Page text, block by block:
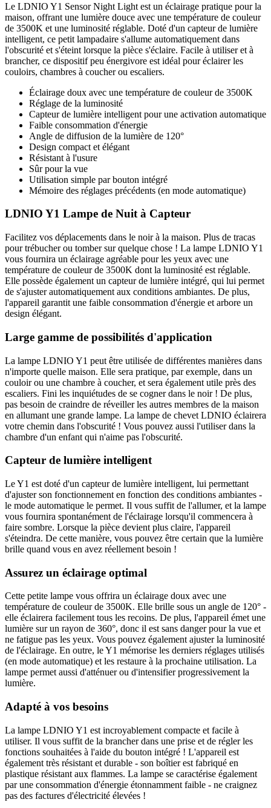
Le LDNIO Y1 Sensor Night Light est un éclairage pratique pour la
maison, offrant une lumière douce avec une température de couleur
de 3500K et une luminosité réglable. Doté d'un capteur de lumière
intelligent, ce petit lampadaire s'allume automatiquement dans
l'obscurité et s'éteint lorsque la pièce s'éclaire. Facile à utiliser et à
brancher, ce dispositif peu énergivore est idéal pour éclairer les
couloirs, chambres à coucher ou escaliers.
Éclairage doux avec une température de couleur de 3500K
Réglage de la luminosité
Capteur de lumière intelligent pour une activation automatique
Faible consommation d'énergie
Angle de diffusion de la lumière de 120°
Design compact et élégant
Résistant à l'usure
Sûr pour la vue
Utilisation simple par bouton intégré
Mémoire des réglages précédents (en mode automatique)
LDNIO Y1 Lampe de Nuit à Capteur
Facilitez vos déplacements dans le noir à la maison. Plus de tracas
pour trébucher ou tomber sur quelque chose ! La lampe LDNIO Y1
vous fournira un éclairage agréable pour les yeux avec une
température de couleur de 3500K dont la luminosité est réglable.
Elle possède également un capteur de lumière intégré, qui lui permet
de s'ajuster automatiquement aux conditions ambiantes. De plus,
l'appareil garantit une faible consommation d'énergie et arbore un
design élégant.
Large gamme de possibilités d'application
La lampe LDNIO Y1 peut être utilisée de différentes manières dans
n'importe quelle maison. Elle sera pratique, par exemple, dans un
couloir ou une chambre à coucher, et sera également utile près des
escaliers. Fini les inquiétudes de se cogner dans le noir ! De plus,
pas besoin de craindre de réveiller les autres membres de la maison
en allumant une grande lampe. La lampe de chevet LDNIO éclairera
votre chemin dans l'obscurité ! Vous pouvez aussi l'utiliser dans la
chambre d'un enfant qui n'aime pas l'obscurité.
Capteur de lumière intelligent
Le Y1 est doté d'un capteur de lumière intelligent, lui permettant
d'ajuster son fonctionnement en fonction des conditions ambiantes -
le mode automatique le permet. Il vous suffit de l'allumer, et la lampe
vous fournira spontanément de l'éclairage lorsqu'il commencera à
faire sombre. Lorsque la pièce devient plus claire, l'appareil
s'éteindra. De cette manière, vous pouvez être certain que la lumière
brille quand vous en avez réellement besoin !
Assurez un éclairage optimal
Cette petite lampe vous offrira un éclairage doux avec une
température de couleur de 3500K. Elle brille sous un angle de 120° -
elle éclairera facilement tous les recoins. De plus, l'appareil émet une
lumière sur un rayon de 360°, donc il est sans danger pour la vue et
ne fatigue pas les yeux. Vous pouvez également ajuster la luminosité
de l'éclairage. En outre, le Y1 mémorise les derniers réglages utilisés
(en mode automatique) et les restaure à la prochaine utilisation. La
lampe permet aussi d'atténuer ou d'intensifier progressivement la
lumière.
Adapté à vos besoins
La lampe LDNIO Y1 est incroyablement compacte et facile à
utiliser. Il vous suffit de la brancher dans une prise et de régler les
fonctions souhaitées à l'aide du bouton intégré ! L'appareil est
également très résistant et durable - son boîtier est fabriqué en
plastique résistant aux flammes. La lampe se caractérise également
par une consommation d'énergie étonnamment faible - ne craignez
pas des factures d'électricité élevées !